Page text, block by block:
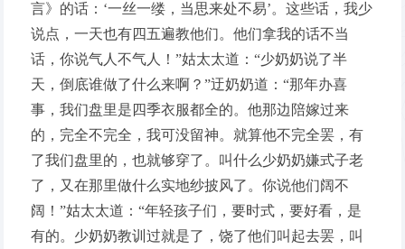
言》的话：‘一丝一缕，当思来处不易’。这些话，我少
说点，一天也有四五遍教他们。他们拿我的话不当
话，你说气人不气人！”姑太太道：“少奶奶说了半
天，倒底谁做了什么来啊？”迂奶奶道：“那年办喜
事，我们盘里是四季衣服都全的。他那边陪嫁过来
的，完全不完全，我可没留神。就算他不完全罢，有
了我们盘里的，也就够穿了。叫什么少奶奶嫌式子老
了，又在那里做什么实地纱披风了。你说他们阔不
阔！”姑太太道：“年轻孩子们，要时式，要好看，是
有的。少奶奶教训过就是了，饶了他们叫起去罢，叫